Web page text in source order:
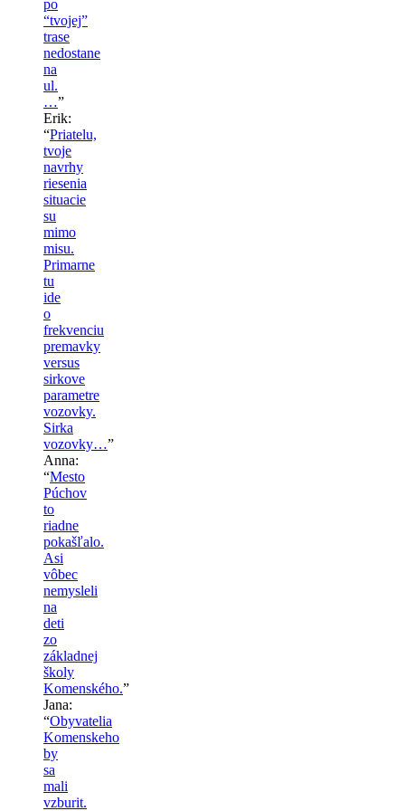
po
“tvojej”
trase
nedostane
na
ul.
…”
Erik:
“Priatelu,
tvoje
navrhy
riesenia
situacie
su
mimo
misu.
Primarne
tu
ide
o
frekvenciu
premavky
versus
sirkove
parametre
vozovky.
Sirka
vozovky…”
Anna:
“Mesto
Púchov
to
riadne
pokašľalo.
Asi
vôbec
nemysleli
na
deti
zo
základnej
školy
Komenského.”
Jana:
“Obyvatelia
Komenskeho
by
sa
mali
vzburit.